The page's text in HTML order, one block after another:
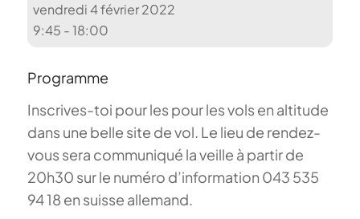
vendredi 4 février 2022
9:45 - 18:00
Programme
Inscrives-toi pour les pour les vols en altitude
dans une belle site de vol. Le lieu de rendez-
vous sera communiqué la veille à partir de
20h30 sur le numéro d’information 043 535
94 18 en suisse allemand.